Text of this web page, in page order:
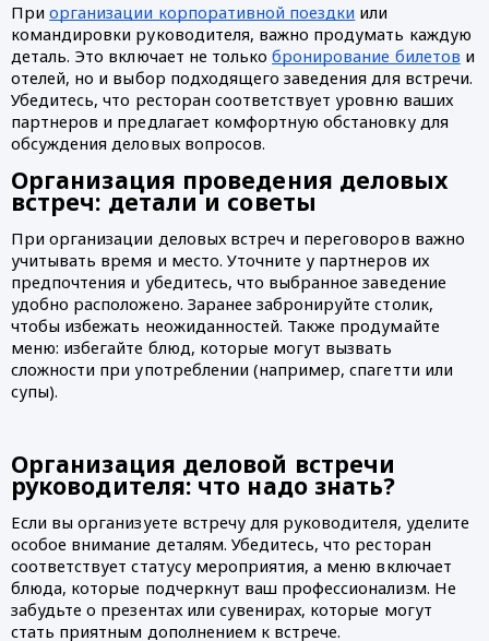
При организации корпоративной поездки или
командировки руководителя, важно продумать каждую
деталь. Это включает не только бронирование билетов и
отелей, но и выбор подходящего заведения для встречи.
Убедитесь, что ресторан соответствует уровню ваших
партнеров и предлагает комфортную обстановку для
обсуждения деловых вопросов.
Организация проведения деловых
встреч: детали и советы
При организации деловых встреч и переговоров важно
учитывать время и место. Уточните у партнеров их
предпочтения и убедитесь, что выбранное заведение
удобно расположено. Заранее забронируйте столик,
чтобы избежать неожиданностей. Также продумайте
меню: избегайте блюд, которые могут вызвать
сложности при употреблении (например, спагетти или
супы).
Организация деловой встречи
руководителя: что надо знать?
Если вы организуете встречу для руководителя, уделите
особое внимание деталям. Убедитесь, что ресторан
соответствует статусу мероприятия, а меню включает
блюда, которые подчеркнут ваш профессионализм. Не
забудьте о презентах или сувенирах, которые могут
стать приятным дополнением к встрече.